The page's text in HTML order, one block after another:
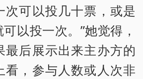
次可以投几十票，或是
以投一次。”她觉得，
最后展示出来主办方的
看，参与人数或人次非